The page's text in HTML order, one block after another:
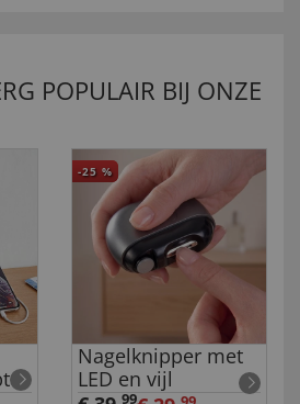
POPULAIR BIJ ONZE
-25 %
Nagelknipper met
LED en vijl
99